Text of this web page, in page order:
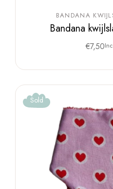
BANDANA
Bandana
€7,50
Sold